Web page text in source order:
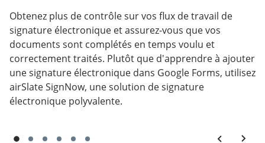
Obtenez plus de contrôle sur vos flux de travail de
signature électronique et assurez-vous que vos
documents sont complétés en temps voulu et
correctement traités. Plutôt que d'apprendre à ajouter
une signature électronique dans Google Forms, utilisez
airSlate SignNow, une solution de signature
électronique polyvalente.